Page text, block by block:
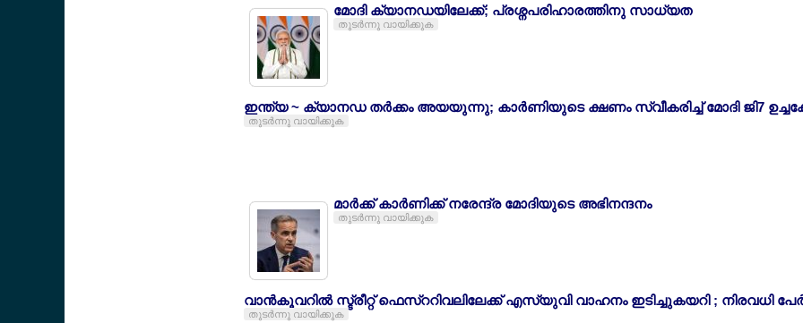
മോദി ക്യാനഡയിലേക്ക്; പ്രശ്നപരിഹാരത്തിനു സാധ്യത
തുടര്‍ന്നു വായിക്കുക
ഇന്ത്യ ~ ക്യാനഡ തര്‍ക്കം അയയുന്നു; കാര്‍ണിയുടെ ക്ഷണം സ്വീകരിച്ച് മോദി ജി7
തുടര്‍ന്നു വായിക്കുക
മാര്‍ക്ക് കാര്‍ണിക്ക് നരേന്ദ്ര മോദിയുടെ അഭിനന്ദനം
തുടര്‍ന്നു വായിക്കുക
വാന്‍കൂവറില്‍ സ്ട്രീറ്റ് ഫെസ്ററിവലിലേക്ക് എസ്യുവി വാഹനം ഇടിച്ചുകയറി ; നിരവധി പേര്‍
തുടര്‍ന്നു വായിക്കുക